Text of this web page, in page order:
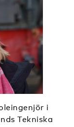
i
Tekniska